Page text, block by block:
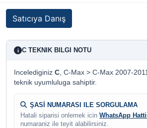
Satıcıya Danış
i C TEKNIK BILGI NOTU
Incelediginiz C, C-Max > C-Max 2007-
teknik uyumluluga sahiptir.
ŞASİ NUMARASI ILE SORGULAMA
Hatali siparisi onlemek icin WhatsApp
numaraniz ile teyit alabilirsiniz.